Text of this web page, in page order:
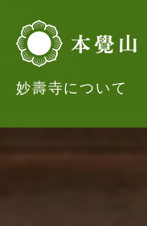
妙壽寺について